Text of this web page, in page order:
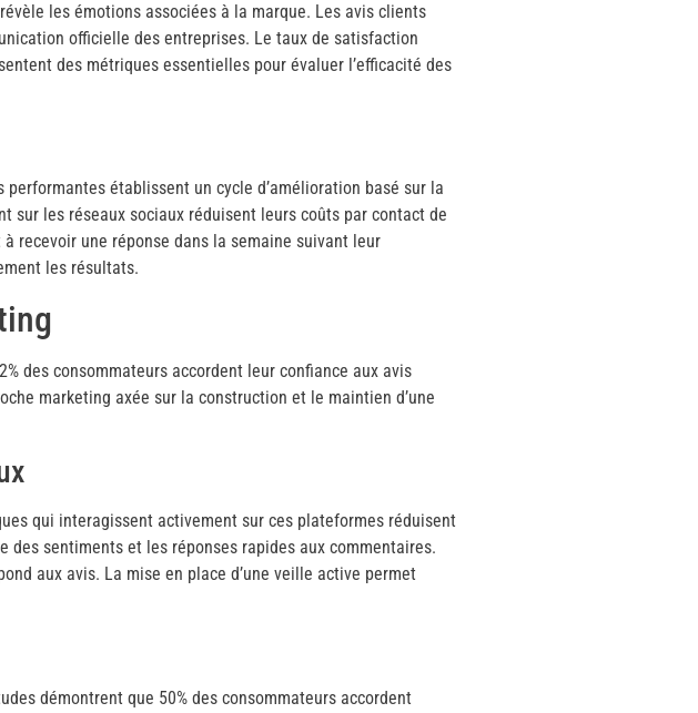
les émotions associées à la marque. Les avis clients
officielle des entreprises. Le taux de satisfaction
des métriques essentielles pour évaluer l’efficacité des
établissent un cycle d’amélioration basé sur la
sur les réseaux sociaux réduisent leurs coûts par contact de
recevoir une réponse dans la semaine suivant leur
les résultats.
des consommateurs accordent leur confiance aux avis
marketing axée sur la construction et le maintien d’une
qui interagissent activement sur ces plateformes réduisent
des sentiments et les réponses rapides aux commentaires.
aux avis. La mise en place d’une veille active permet
démontrent que 50% des consommateurs accordent